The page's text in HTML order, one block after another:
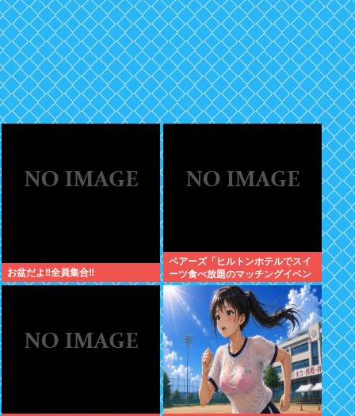
お盆だよ‼全員集合‼
ペアーズ「ヒルトンホテルでスイ
ーツ食べ放題のマッチングイベン
トやるぞ。女2500円男7000円
な」→女だけ埋まるwww